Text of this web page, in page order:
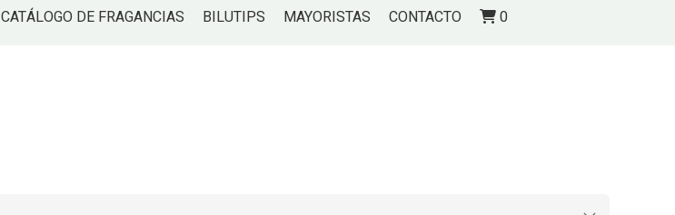
CATÁLOGO DE FRAGANCIAS BILUTIPS MAYORISTAS CONTACTO 0